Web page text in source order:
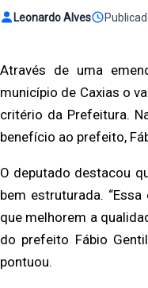
Leonardo Alves
Através de uma
município de Caxias o
critério da Prefeitura.
benefício ao prefeito,
O deputado destacou
bem estruturada.
que melhorem a
do prefeito Fábio
pontuou.